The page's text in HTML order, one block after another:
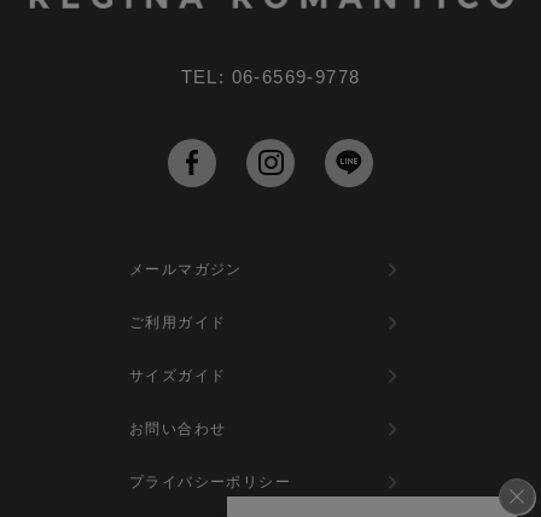
TEL: 06-6569-9778
メールマガジン
ご利用ガイド
サイズガイド
お問い合わせ
プライバシーポリシー